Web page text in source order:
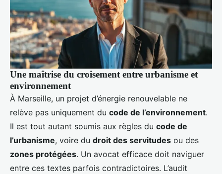
Une maîtrise du croisement entre urbanisme et
environnement
À Marseille, un projet d’énergie renouvelable ne
relève pas uniquement du code de l’environnement.
Il est tout autant soumis aux règles du code de
l’urbanisme, voire du droit des servitudes ou des
zones protégées. Un avocat efficace doit naviguer
entre ces textes parfois contradictoires. L’audit